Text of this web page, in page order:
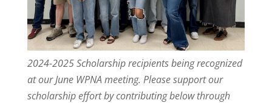
2024-2025 Scholarship recipients being recognized
at our June WPNA meeting. Please support our
scholarship effort by contributing below through